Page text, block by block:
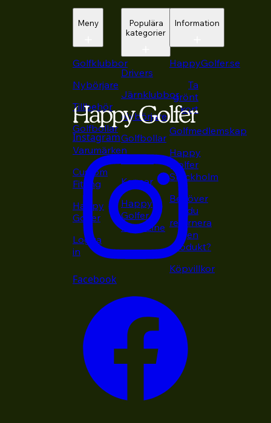
Meny
Golfklubbor
Nybörjare
Tillbehör
Golfbollar
Varumärken
Custom
Fitting
Happy
Golfer
Logga
in
Populära
kategorier
Drivers
Järnklubbor
Nybörjare
Golfbollar
Kepsar
Happy
Golfer
Magazine
Information
HappyGolfer.se
Ta
grönt
kort
Golfmedlemskap
Happy
Golfer
Stockholm
Behöver
du
returnera
en
produkt?
Köpvillkor
Instagram
Facebook